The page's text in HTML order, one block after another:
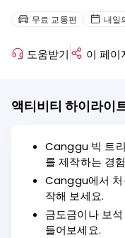
무료 교통편 내일
도움받기 이 페이
액티비티 하이라이
Canggu 빅 트
를 제작하는 경
Canggu에서 처
작해 보세요.
금도금이나 보
들어보세요.